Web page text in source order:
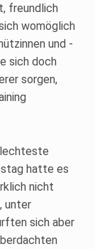
freundlich
womöglich
und -
sich doch
sorgen,
hatte es
nicht
unter
sich aber